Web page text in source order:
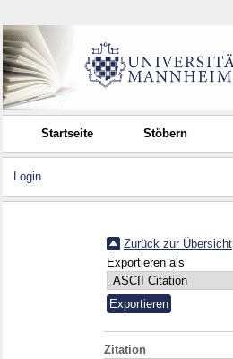
Startseite Stöbern
Login
Zurück zur Übersicht
Exportieren als
Zitation